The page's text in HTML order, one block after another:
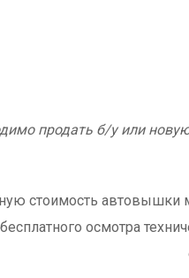
продать б/у или
стоимость автовышки
осмотра